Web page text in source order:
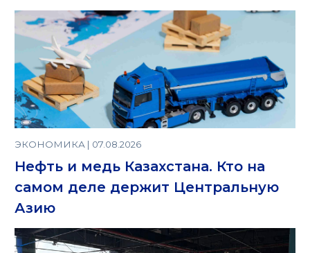
ЭКОНОМИКА | 07.08.2026
Нефть и медь Казахстана. Кто на
самом деле держит Центральную
Азию